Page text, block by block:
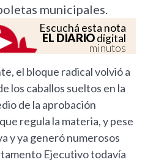
municipales.
Escuchá esta nota
EL DIARIOdigital
minutos
el bloque radical volvió a
los caballos sueltos en la
de la aprobación
regula la materia, y pese
y ya generó numerosos
Ejecutivo todavía